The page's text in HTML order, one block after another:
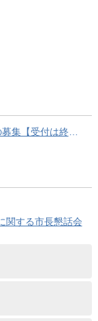
終了しました。】
関する市長懇話会